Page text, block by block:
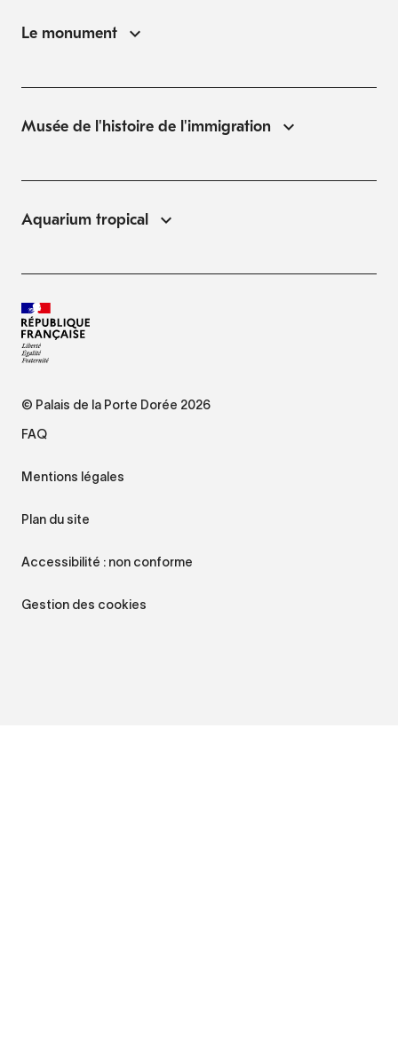
Le monument
Musée de l'histoire de l'immigration
Aquarium tropical
© Palais de la Porte Dorée 2026
FAQ
Mentions légales
Plan du site
Accessibilité : non conforme
Gestion des cookies